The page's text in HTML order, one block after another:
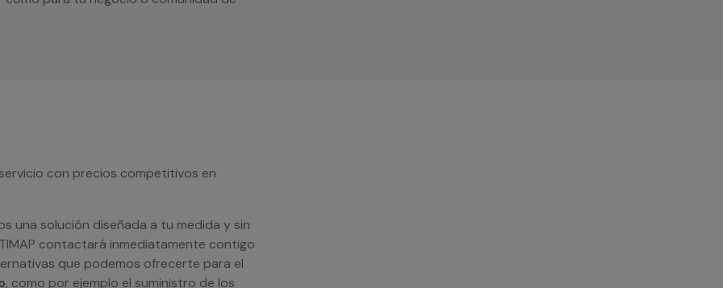
con precios competitivos en
una solución diseñada a tu medida y sin
contactará inmediatamente contigo
que podemos ofrecerte para el
, como por ejemplo el suministro de los